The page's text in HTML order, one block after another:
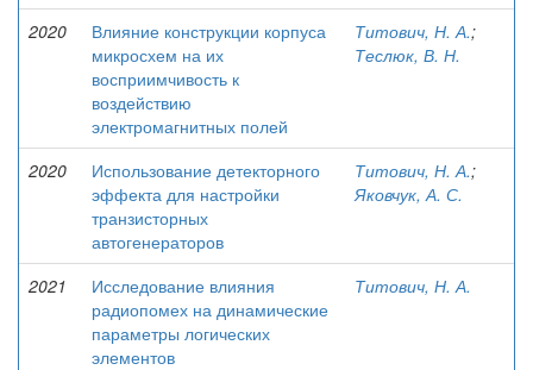
2020
Влияние конструкции корпуса
микросхем на их
восприимчивость к
воздействию
электромагнитных полей
Титович, Н. А.;
Теслюк, В. Н.
2020
Использование детекторного
эффекта для настройки
транзисторных
автогенераторов
Титович, Н. А.;
Яковчук, А. С.
2021
Исследование влияния
радиопомех на динамические
параметры логических
элементов
Титович, Н. А.